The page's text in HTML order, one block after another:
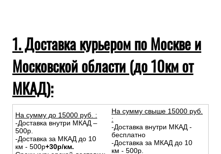
1. Доставка курьером по Москве и
Московской области (до 10км от
МКАД):
На сумму до 15000 руб. :
-Доставка внутри МКАД –
500р.
-Доставка за МКАД до 10
км - 500р+30р/км.
На сумму свыше 15000 руб.
:
-Доставка внутри МКАД -
бесплатно
-Доставка за МКАД до 10
км - 500р.